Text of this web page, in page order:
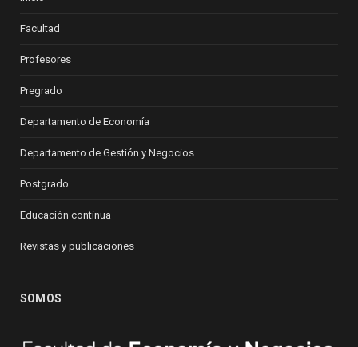
Facultad
Profesores
Pregrado
Departamento de Economía
Departamento de Gestión y Negocios
Postgrado
Educación continua
Revistas y publicaciones
SOMOS